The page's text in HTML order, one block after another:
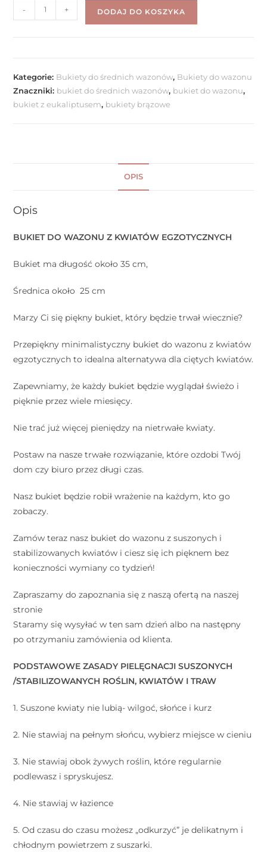
- + DODAJ DO KOSZYKA
Kategorie: Bukiety do średnich wazonów, Bukiety do wazonu
Znaczniki: bukiet do średnich wazonów, bukiet do wazonu,
bukiet z eukaliptusem, bukiety brązowe
OPIS
Opis
BUKIET DO WAZONU Z KWIATÓW EGZOTYCZNYCH
Bukiet ma długość około 35 cm,
Średnica około 25 cm
Marzy Ci się piękny bukiet, który będzie trwał wiecznie?
Przepiękny minimalistyczny bukiet do wazonu z kwiatów
egzotycznych to idealna alternatywa dla ciętych kwiatów.
Zapewniamy, że każdy bukiet będzie wyglądał świeżo i
pięknie przez wiele miesięcy.
Nie trać już więcej pieniędzy na nietrwałe kwiaty.
Postaw na nasze trwałe rozwiązanie, które ozdobi Twój
dom czy biuro przez długi czas.
Nasz bukiet będzie robił wrażenie na każdym, kto go
zobaczy.
Zamów teraz nasz bukiet do wazonu z suszonych i
stabilizowanych kwiatów i ciesz się ich pięknem bez
konieczności wymiany co tydzień!
Zapraszamy do zapoznania się z naszą ofertą na naszej
stronie
Staramy się wysyłać w ten sam dzień albo na następny
po otrzymaniu zamówienia od klienta.
PODSTAWOWE ZASADY PIELĘGNACJI SUSZONYCH
/STABILIZOWANYCH ROŚLIN, KWIATÓW I TRAW
1. Suszone kwiaty nie lubią- wilgoć, słońce i kurz
2. Nie stawiaj na pełnym słońcu, wybierz miejsce w cieniu
3. Nie stawiaj obok żywych roślin, które regularnie
podlewasz i spryskujesz.
4. Nie stawiaj w łazience
5. Od czasu do czasu możesz „odkurzyć” je delikatnym i
chłodnym powietrzem z suszarki.